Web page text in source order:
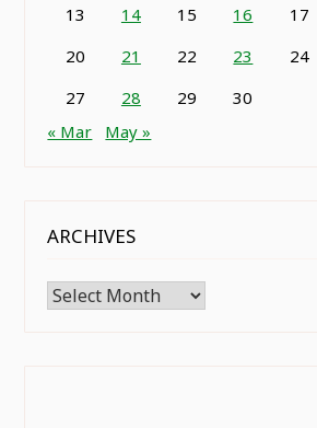
13
14 15 16 17
20
21 22 23 24
27
28 29
30
« Mar
May »
ARCHIVES
Archives